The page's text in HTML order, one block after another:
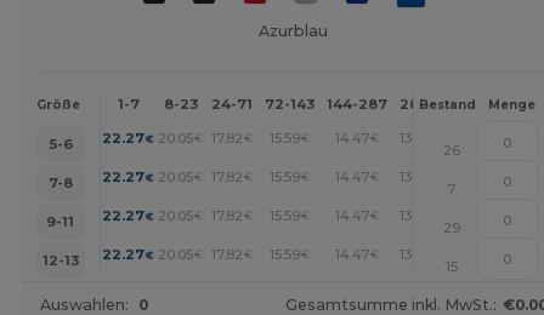
Azurblau
Größe 1-7 8-23 24-71 72-143 144-287 288 + Mehr
Bestand Menge
5-6 22.27€ 20.05€ 17.82€ 15.59€ 14.47€ 13.36
26
7-8
22.27€ 20.05€ 17.82€ 15.59€ 14.47€ 13.36
7
9-11
22.27€ 20.05€ 17.82€ 15.59€ 14.47€ 13.36
29
12-13
22.27€ 20.05€ 17.82€ 15.59€ 14.47€ 13.36
15
Auswahlen: 0 Gesamtsumme inkl. MwSt.: